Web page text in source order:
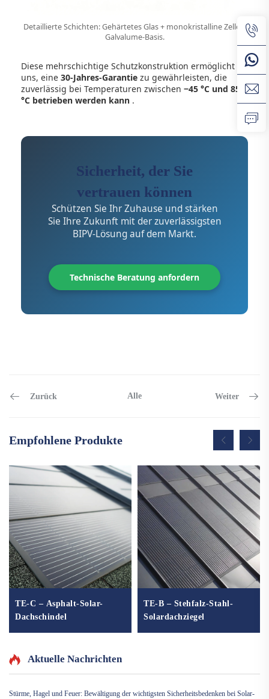
Detaillierte Schichten: Gehärtetes Glas + monokristalline Zelle +
Galvalume-Basis.
Diese mehrschichtige Schutzkonstruktion ermöglicht es
uns, eine 30-Jahres-Garantie zu gewährleisten, die
zuverlässig bei Temperaturen zwischen −45 °C und 85
°C betrieben werden kann .
Sicherheit, der Sie
vertrauen können
Schützen Sie Ihr Zuhause und stärken
Sie Ihre Zukunft mit der zuverlässigsten
BIPV-Lösung auf dem Markt.
Technische Beratung anfordern
Zurück Alle Weiter
Empfohlene Produkte
TE-C – Asphalt-Solar-
Dachschindel
TE-B – Stehfalz-Stahl-
Solardachziegel
Aktuelle Nachrichten
Stürme, Hagel und Feuer: Bewältigung der wichtigsten Sicherheitsbedenken bei Solar-